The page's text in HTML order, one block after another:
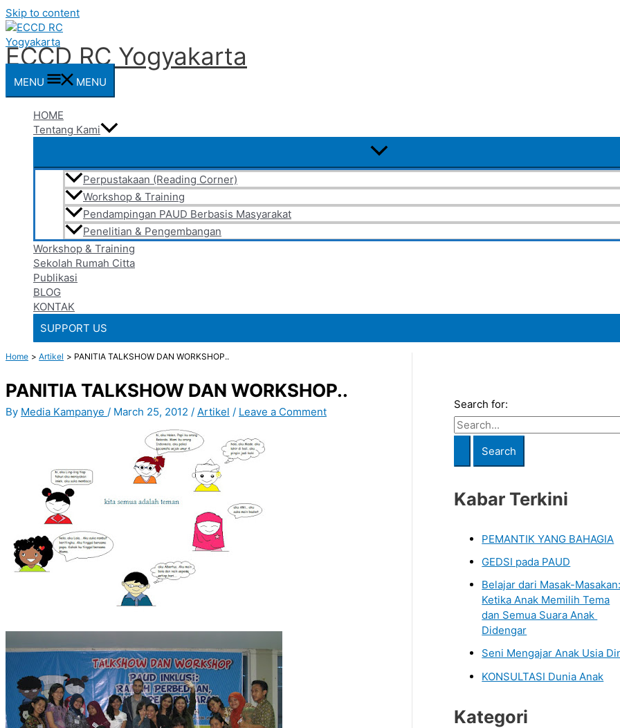
Skip to content
ECCD RC Yogyakarta
MENU MENU
HOME
Tentang Kami
Perpustakaan (Reading Corner)
Workshop & Training
Pendampingan PAUD Berbasis Masyarakat
Penelitian & Pengembangan
Workshop & Training
Sekolah Rumah Citta
Publikasi
BLOG
KONTAK
SUPPORT US
Home Artikel PANITIA TALKSHOW DAN WORKSHOP..
PANITIA TALKSHOW DAN WORKSHOP..
By Media Kampanye / March 25, 2012 / Artikel / Leave a Comment
Search for:
Kabar Terkini
PEMANTIK YANG BAHAGIA
GEDSI pada PAUD
Belajar dari Masak-
Ketika Anak Memilih Tema
dan Semua Suara Anak
Didengar
Seni Mengajar Anak Usia
KONSULTASI Dunia Anak
Kategori